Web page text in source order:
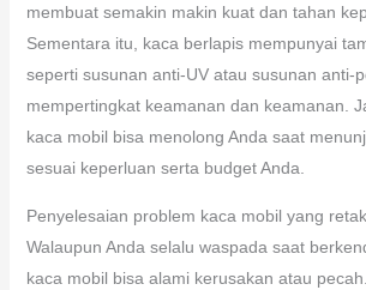
membuat semakin makin kuat dan tahan
Sementara itu, kaca berlapis mempunyai
seperti susunan anti-UV atau susunan anti-
mempertingkat keamanan dan keamanan.
kaca mobil bisa menolong Anda saat
sesuai keperluan serta budget Anda.
Penyelesaian problem kaca mobil yang retak
Walaupun Anda selalu waspada saat
kaca mobil bisa alami kerusakan atau